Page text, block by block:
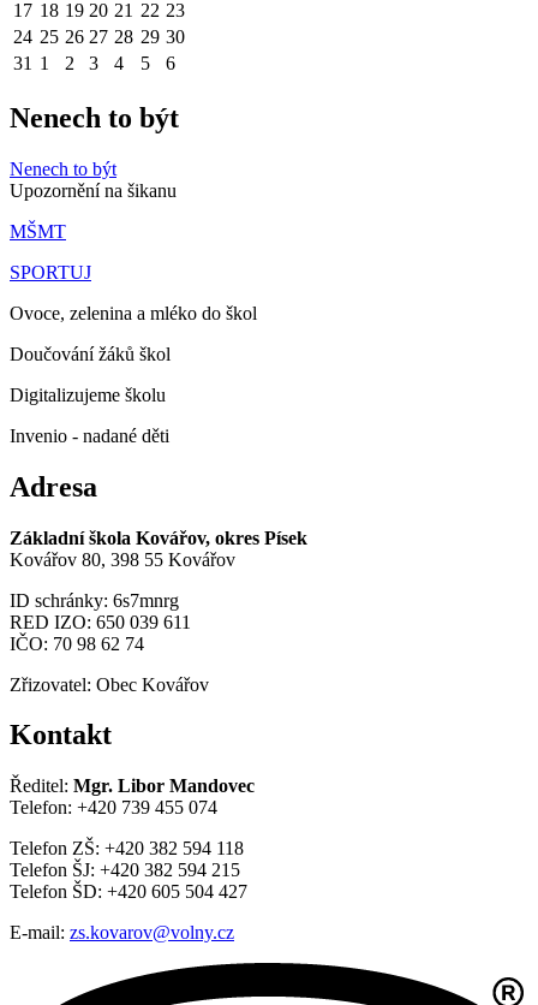
17 18 19 20 21 22 23
24 25 26 27 28 29 30
31 1 2 3 4 5 6
Nenech to být
Nenech to být
Upozornění na šikanu
MŠMT
SPORTUJ
Ovoce, zelenina a mléko do škol
Doučování žáků škol
Digitalizujeme školu
Invenio - nadané děti
Adresa
Základní škola Kovářov, okres Písek
Kovářov 80, 398 55 Kovářov
ID schránky: 6s7mnrg
RED IZO: 650 039 611
IČO: 70 98 62 74
Zřizovatel: Obec Kovářov
Kontakt
Ředitel: Mgr. Libor Mandovec
Telefon: +420 739 455 074
Telefon ZŠ: +420 382 594 118
Telefon ŠJ: +420 382 594 215
Telefon ŠD: +420 605 504 427
E-mail: zs.kovarov@volny.cz